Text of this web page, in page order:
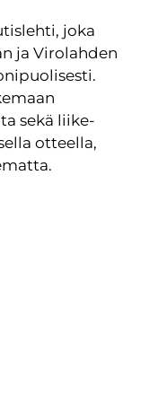
joka
ja Virolahden
sekä liike-
otteella,